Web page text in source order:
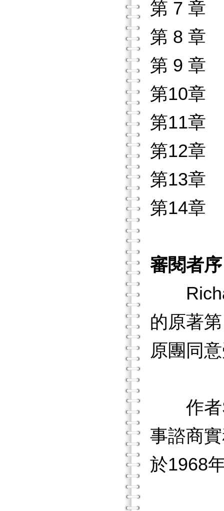
第 7 章
第 8 章
第 9 章
第10章
第11章
第12章
第13章
第14章
審閱者序
的原著
原團同
作者
事諮商
於1968